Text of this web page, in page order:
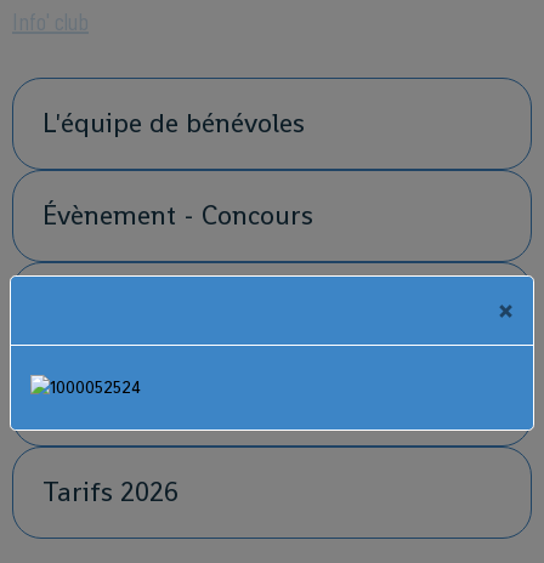
Info' club
L'équipe de bénévoles
Évènement - Concours
Plan d'accès
Tarifs 2026
×